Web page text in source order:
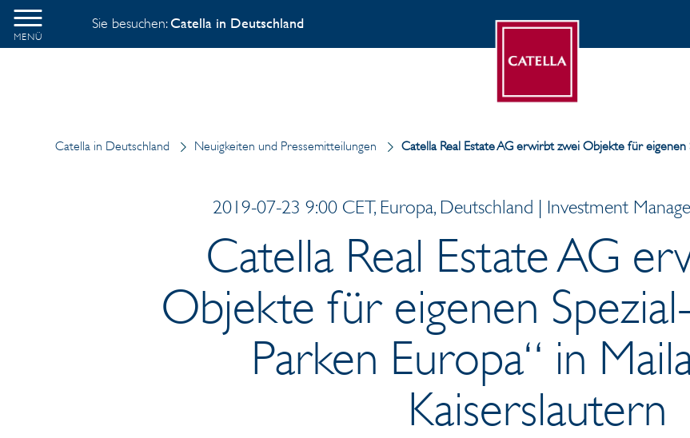
MENÜ
Sie besuchen:Catella in Deutschland
Catella in Deutschland Neuigkeiten und Pressemitteilungen Catella Real Estate AG erwirbt zwei Objekte für eigenen
2019-07-23 9:00 CET, Europa, Deutschland | Investment
Catella Real Estate AG
Objekte für eigenen
Parken Europa“ in
Kaiserslautern